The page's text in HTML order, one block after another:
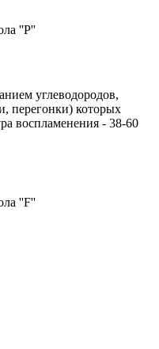
''P''
углеводородов,
перегонки) которых
воспламенения - 38-60
''F''